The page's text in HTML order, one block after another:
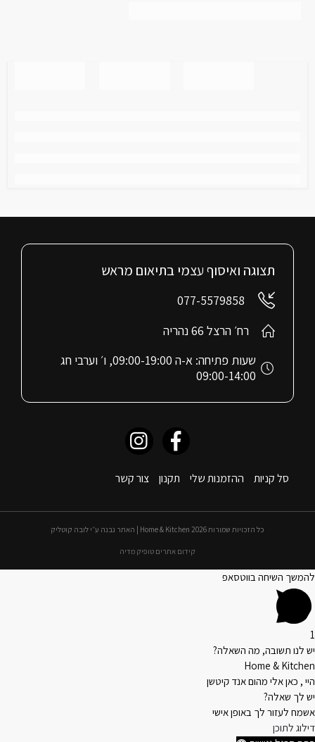
סל קניות ההזמנות שלי תקנון צור קשר
תצוגה ואיסוף עצמי בתיאום מראש
077-5579858
רח׳ הרצל 66 נהריה
שעות פתיחה: א-ה 09:00-19:00, ו׳ וערבי חג
09:00-14:00
כל הזכויות שמורות 2026 Home & Kitchen | האתר נבנה ע״י לובה קוטליק
קידום אתרים טופיק מדיה
להמשך השיחה בווטסאפ
1
יש לנו תשובה, מה השאלה?
Home & Kitchen
היי , כאן אלי מהום אנד קיטשן
יש לך שאלה?
אשמח לעזור לך באופן אישי
דילוג לתוכן